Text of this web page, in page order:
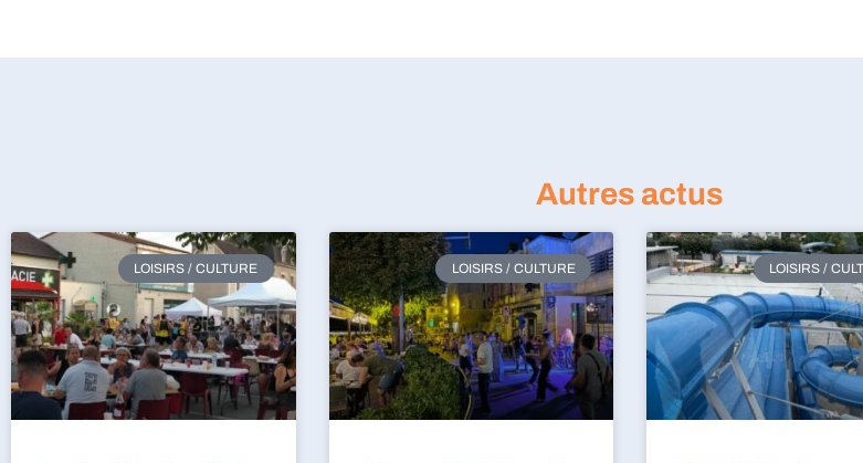
Autres actus
LOISIRS / CULTURE LOISIRS / CULTURE LOISIRS /